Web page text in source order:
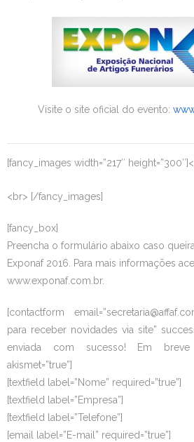
Visite o site oficial do evento:
[fancy_images width=”217″
<br> [/fancy_images]
[fancy_box]
Preencha o formulário abaixo caso
Exponaf 2016. Para mais informações
www.exponaf.com.br.
[contactform
para receber novidades via site”
enviada com sucesso! Em breve
akismet=”true”]
[textfield label=”Nome” required=”true”]
[textfield label=”Empresa”]
[textfield label=”Telefone”]
[email label=”E-mail” required=”true”]